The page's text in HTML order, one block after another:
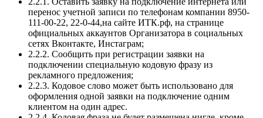
перенос учетной записи по телефонам компании 8950-
111-00-22, 22-0-44,на сайте ИТК.рф, на странице
официальных аккаунтов Организатора в социальных
сетях Вконтакте, Инстаграм;
2.2.2. Сообщить при регистрации заявки на
подключении специальную кодовую фразу из
рекламного предложения;
2.2.3. Кодовое слово может быть использовано для
оформления одной заявки на подключение одним
клиентом на один адрес.